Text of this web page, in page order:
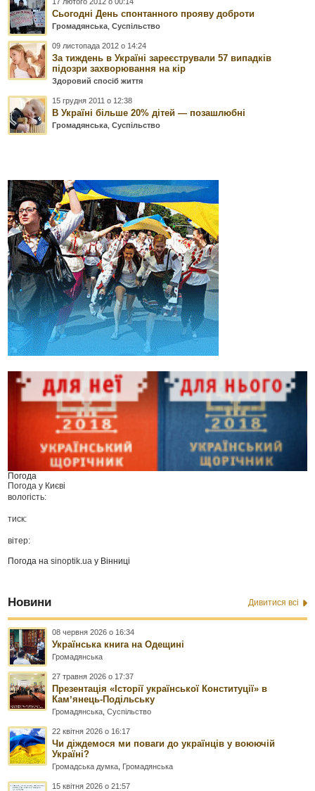
Сьогодні День спонтанного прояву доброти
Громадянська ,Суспільство
09 листопада 2012 о 14:24
За тиждень в Україні зареєстрували 57 випадків
підозри захворювання на кір
Здоровий спосіб життя
15 грудня 2011 о 12:38
В Україні більше 20% дітей — позашлюбні
Громадянська ,Суспільство
Погода
Погода у Києві
вологість:
тиск:
вітер:
Погода наsinoptik.ua у Вінниці
Новини Дивитися всі
08 червня 2026 о 16:34
Українська книга на Одещині
Громадянська
27 травня 2026 о 17:37
Презентація «Історії української Конституції» в
Камʼянець-Подільську
Громадянська ,Суспільство
22 квітня 2026 о 16:17
Чи діждемося ми поваги до українців у воюючій
Україні?
Громадська думка Громадянська
15 квітня 2026 о 21:57